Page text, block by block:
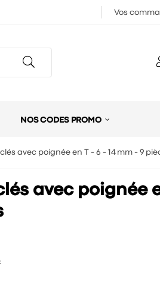
Vos
NOS CODES PROMO
clés avec poignée en T - 6 - 14 mm - 9
avec poignée